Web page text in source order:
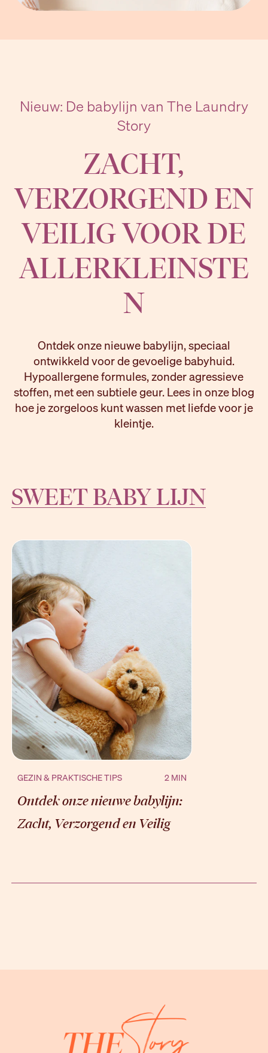
Nieuw: De babylijn van The Laundry
Story
ZACHT,
VERZORGEND EN
VEILIG VOOR DE
ALLERKLEINSTE
N
Ontdek onze nieuwe babylijn, speciaal
ontwikkeld voor de gevoelige babyhuid.
Hypoallergene formules, zonder agressieve
stoffen, met een subtiele geur. Lees in onze blog
hoe je zorgeloos kunt wassen met liefde voor je
kleintje.
SWEET BABY LIJN
BEKIJK
GEZIN & PRAKTISCHE TIPS 2 MIN
Ontdek onze nieuwe babylijn:
Zacht, Verzorgend en Veilig